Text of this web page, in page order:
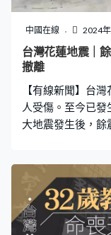
家屬得知消息，情
洞，9名失蹤者被
獲救民眾說︰「
然後響好久，我就
關大樓震後已成
中國在線 2024
台灣花蓮地震｜
撤離
【有線新聞】台
人受傷。至今已
大地震發生後，餘
動。家屬：「都
區，當局陸續撤
遊客。消防署特種
題，現在目前都安